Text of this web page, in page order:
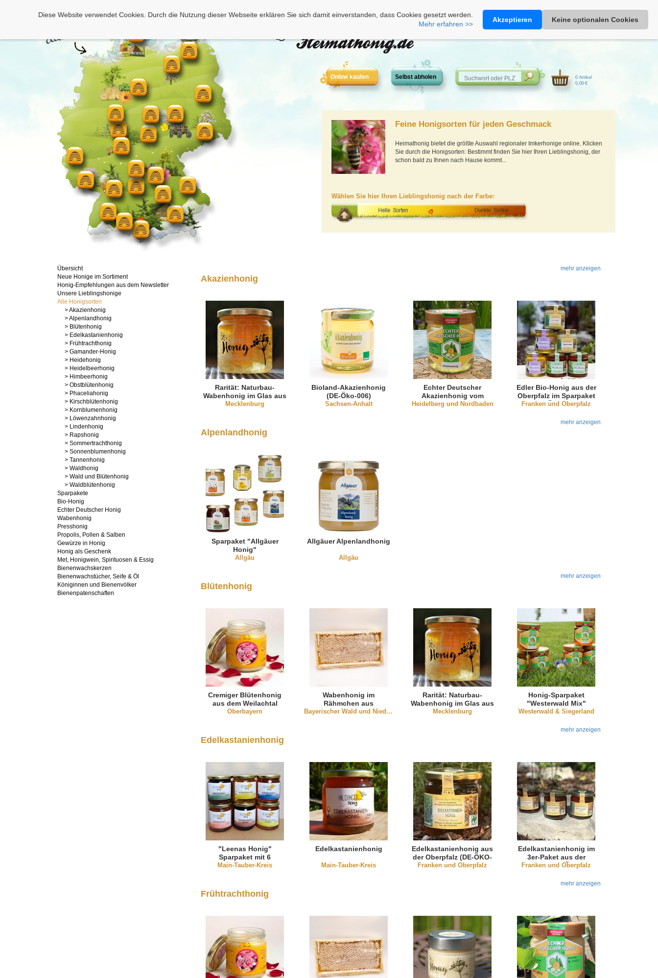
Heimathonig auf Facebook|Kunden-Login|Warenkorb
Diese Website verwendet Cookies. Durch die Nutzung dieser Webseite erklären Sie sich damit einverstanden, dass Cookies gesetzt werden.
Mehr erfahren >>
Akzeptieren Keine optionalen Cookies
Online kaufen Selbst abholen
0 Artikel
0,00 €
Feine Honigsorten für jeden Geschmack
Heimathonig bietet die größte Auswahl regionaler Imkerhonige online. Klicken
Sie durch die Honigsorten: Bestimmt finden Sie hier Ihren Lieblingshonig, der
schon bald zu Ihnen nach Hause kommt...
Wählen Sie hier Ihren Lieblingshonig nach der Farbe:
Übersicht
Neue Honige im Sortiment
Honig-Empfehlungen aus dem Newsletter
Unsere Lieblingshonige
Alle Honigsorten
> Akazienhonig
> Alpenlandhonig
> Blütenhonig
> Edelkastanienhonig
> Frühtrachthonig
> Gamander-Honig
> Heidehonig
> Heidelbeerhonig
> Himbeerhonig
> Obstblütenhonig
> Phaceliahonig
> Kirschblütenhonig
> Kornblumenhonig
> Löwenzahnhonig
> Lindenhonig
> Rapshonig
> Sommertrachthonig
> Sonnenblumenhonig
> Tannenhonig
> Waldhonig
> Wald und Blütenhonig
> Waldblütenhonig
Sparpakete
Bio-Honig
Echter Deutscher Honig
Wabenhonig
Presshonig
Propolis, Pollen & Salben
Gewürze in Honig
Honig als Geschenk
Met, Honigwein, Spirituosen & Essig
Bienenwachskerzen
Bienenwachstücher, Seife & Öl
Königinnen und Bienenvölker
Bienenpatenschaften
mehr anzeigen
Akazienhonig
Rarität: Naturbau-
Wabenhonig im Glas aus
Mecklenburg
Mecklenburg
Bioland-Akazienhonig
(DE-Öko-006)
Sachsen-Anhalt
Echter Deutscher
Akazienhonig vom
Rheingraben
Heidelberg und Nordbaden
Edler Bio-Honig aus der
Oberpfalz im Sparpaket
(DE-ÖKO-001)
Franken und Oberpfalz
mehr anzeigen
Alpenlandhonig
Sparpaket "Allgäuer
Honig"
Allgäu
Allgäuer Alpenlandhonig
Allgäu
mehr anzeigen
Blütenhonig
Cremiger Blütenhonig
aus dem Weilachtal
(Oberbayern)
Oberbayern
Wabenhonig im
Rähmchen aus
Niederbayern (mind. Bayerischer Wald und Niederbayern
Rarität: Naturbau-
Wabenhonig im Glas aus
Mecklenburg
Mecklenburg
Honig-Sparpaket
"Westerwald Mix"
Westerwald & Siegerland
mehr anzeigen
Edelkastanienhonig
"Leenas Honig"
Sparpaket mit 6
Honigsorten
Main-Tauber-Kreis
Edelkastanienhonig
Main-Tauber-Kreis
Edelkastanienhonig aus
der Oberpfalz (DE-ÖKO-
001)
Franken und Oberpfalz
Edelkastanienhonig im
3er-Paket aus der
Oberpfalz (DE-ÖKO-001)
Franken und Oberpfalz
mehr anzeigen
Frühtrachthonig